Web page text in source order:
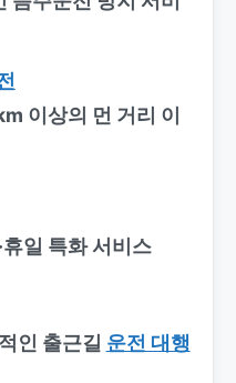
이상의 먼 거리 이
휴일 특화 서비스
인 출근길 운전 대행